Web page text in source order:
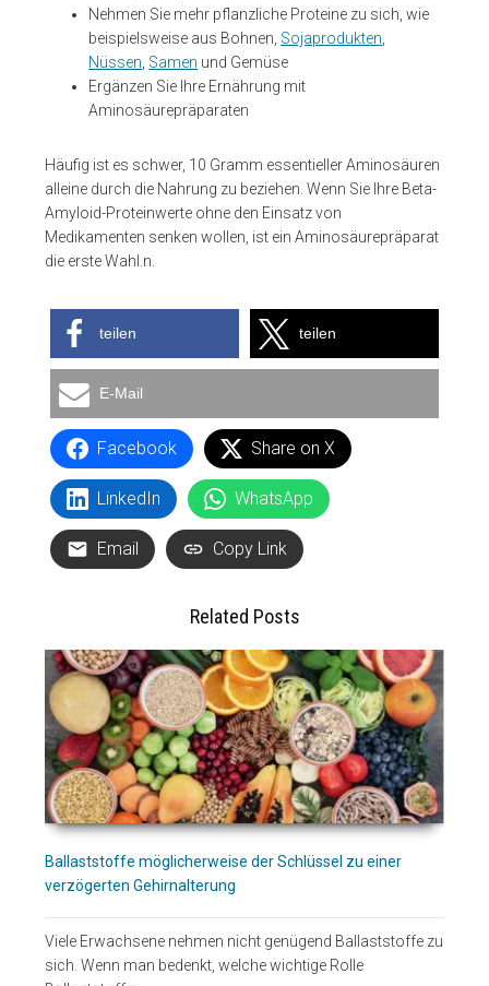
Nehmen Sie mehr pflanzliche Proteine zu sich, wie
beispielsweise aus Bohnen, Sojaprodukten
Nüssen Samen und Gemüse
Ergänzen Sie Ihre Ernährung mit
Aminosäurepräparaten
Häufig ist es schwer, 10 Gramm essentieller Aminosäuren
alleine durch die Nahrung zu beziehen. Wenn Sie Ihre Beta-
Amyloid-Proteinwerte ohne den Einsatz von
Medikamenten senken wollen, ist ein Aminosäurepräparat
die erste Wahl.n.
teilen teilen
E-Mail
Facebook Share on X
LinkedIn WhatsApp
Email Copy Link
Related Posts
Ballaststoffe möglicherweise der Schlüssel zu einer
verzögerten Gehirnalterung
Viele Erwachsene nehmen nicht genügend Ballaststoffe zu
sich. Wenn man bedenkt, welche wichtige Rolle